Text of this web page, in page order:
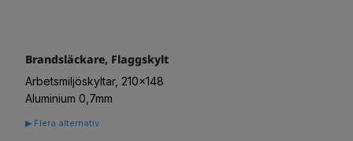
Brandsläckare, Flaggskylt
Arbetsmiljöskyltar, 210x148
Aluminium 0,7mm
▶ Flera alternativ